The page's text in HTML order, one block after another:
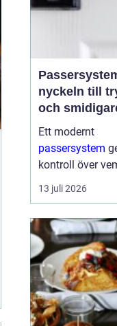
nyckeln till
och
tillträde
Ett modernt
passersystem
kontroll över
får komma in i en
byggnad, när de
utrymmen. I
fysiska nycklar
ofta brickor,
13 juli 2026